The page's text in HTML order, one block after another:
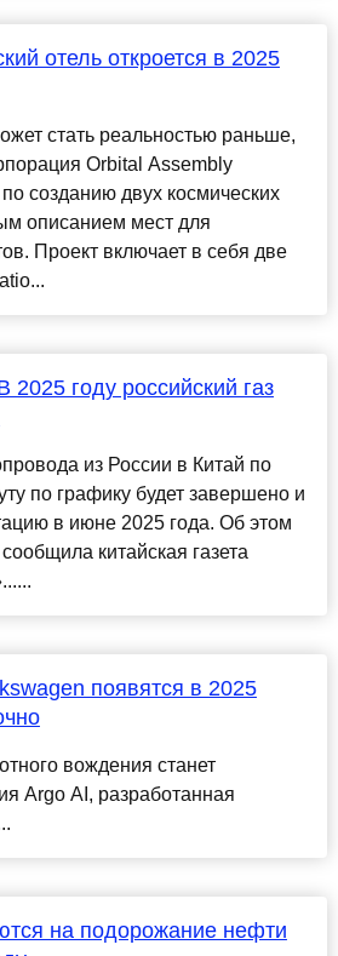
отель откроется в 2025
стать реальностью раньше,
Orbital Assembly
созданию двух космических
описанием мест для
Проект включает в себя две
году российский газ
из России в Китай по
по графику будет завершено и
в июне 2025 года. Об этом
китайская газета
появятся в 2025
вождения станет
Argo AI, разработанная
на подорожание нефти